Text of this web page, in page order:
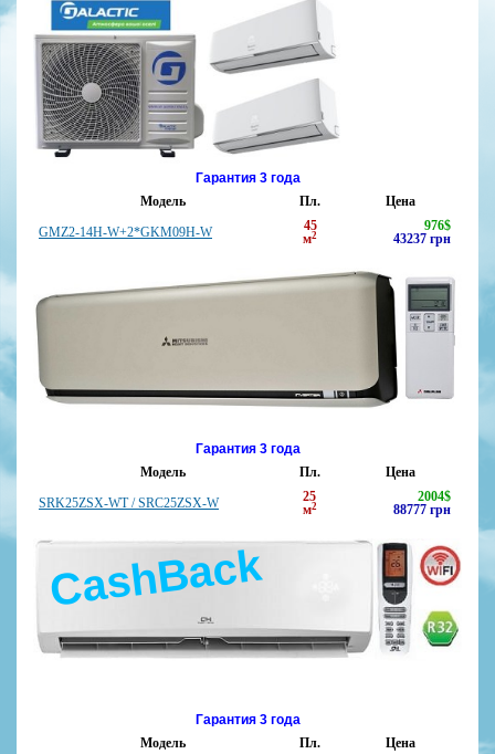
Гарантия 3 года
Модель
Пл.
Цена
GMZ2-14H-W+2*GKM09H-W
45
м2
976$
43237 грн
Гарантия 3 года
Модель
Пл.
Цена
SRK25ZSX-WT / SRC25ZSX-W
25
м2
2004$
88777 грн
CashBack
Гарантия 3 года
Модель
Пл. Цена